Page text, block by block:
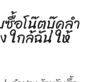
ซื้อโน๊ตบุ๊คลำ
ใกล้ฉัน ให้